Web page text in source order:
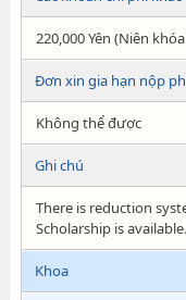
220,000 Yên (Niên
Đơn xin gia hạn nộp
Không thể được
Ghi chú
There is reduction
Scholarship is available.
Khoa